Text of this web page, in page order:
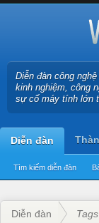
Diễn đàn công nghệ
kinh nghiệm, công
sự cố máy tính lớn
Diễn đàn
Tìm kiếm diễn đàn
Diễn đàn Tags